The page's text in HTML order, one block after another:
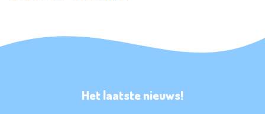
Het laatste nieuws!